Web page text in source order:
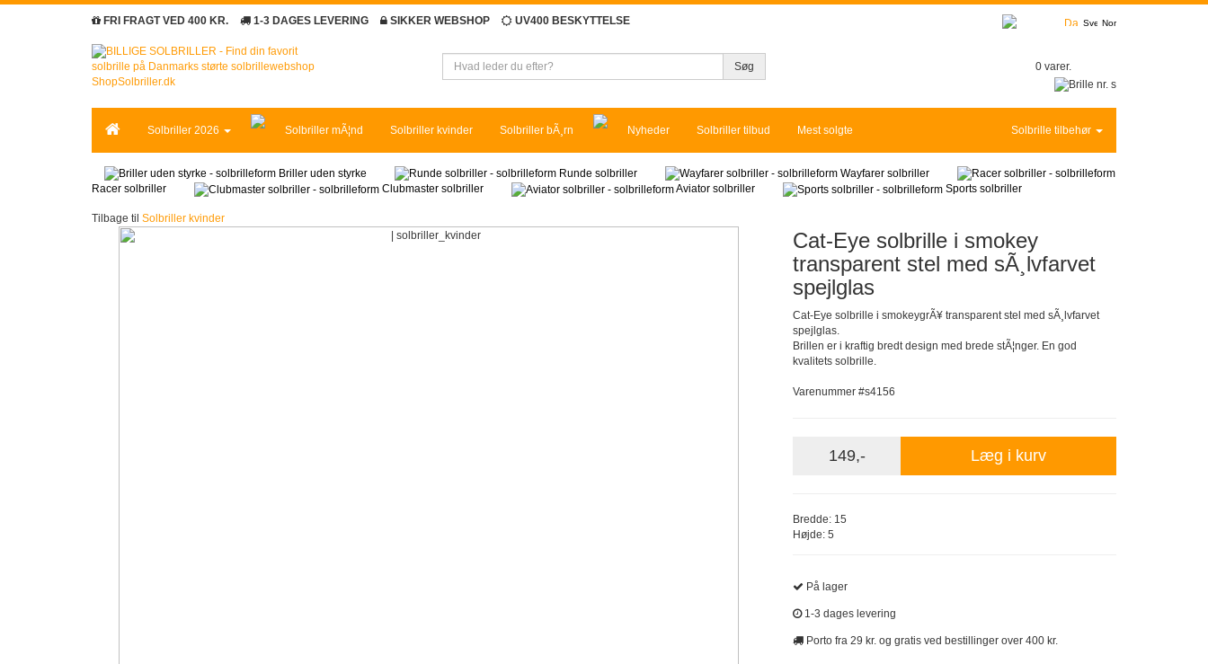
FRI FRAGT VED 400 KR. 1-3 DAGES LEVERING SIKKER WEBSHOP UV400 BESKYTTELSE
Søg 0 varer.
Solbriller 2026 Solbriller mÃ¦nd Solbriller kvinder Solbriller bÃ¸rn Nyheder Solbriller tilbud Mest solgte Solbrille tilbehør
Briller uden styrke Runde solbriller
Wayfarer solbriller
Racer solbriller
Clubmaster solbriller Aviator solbriller Sports solbriller
Tilbage til Solbriller kvinder
Cat-Eye solbrille i smokey
transparent stel med sÃ¸lvfarvet
spejlglas
Cat-Eye solbrille i smokeygrÃ¥ transparent stel med sÃ¸lvfarvet
spejlglas.
Brillen er i kraftig bredt design med brede stÃ¦nger. En god
kvalitets solbrille.
Varenummer #s4156
149,- Læg i kurv
Bredde: 15
Højde: 5
På lager
1-3 dages levering
Porto fra 29 kr. og gratis ved bestillinger over 400 kr.